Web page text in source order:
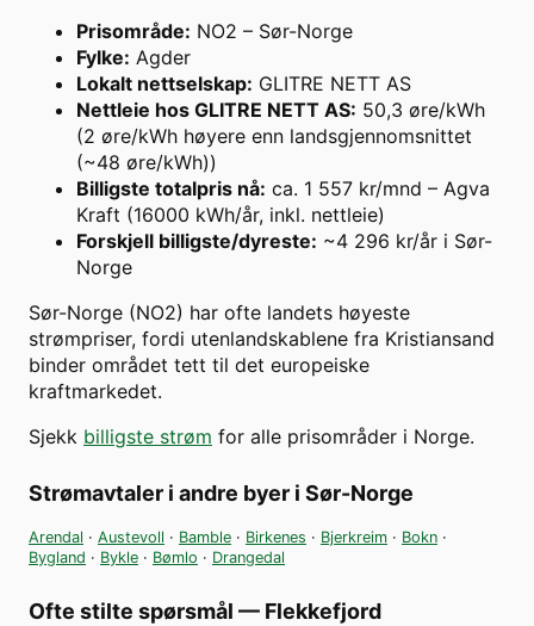
Prisområde: NO2 – Sør-Norge
Fylke: Agder
Lokalt nettselskap: GLITRE NETT AS
Nettleie hos GLITRE NETT AS: 50,3 øre/kWh
(2 øre/kWh høyere enn landsgjennomsnittet
(~48 øre/kWh))
Billigste totalpris nå: ca. 1 557 kr/mnd – Agva
Kraft (16000 kWh/år, inkl. nettleie)
Forskjell billigste/dyreste: ~4 296 kr/år i Sør-
Norge
Sør-Norge (NO2) har ofte landets høyeste
strømpriser, fordi utenlandskablene fra Kristiansand
binder området tett til det europeiske
kraftmarkedet.
Sjekk billigste strøm for alle prisområder i Norge.
Strømavtaler i andre byer i Sør-Norge
Arendal · Austevoll · Bamble · Birkenes · Bjerkreim · Bokn ·
Bygland · Bykle · Bømlo · Drangedal
Ofte stilte spørsmål — Flekkefjord